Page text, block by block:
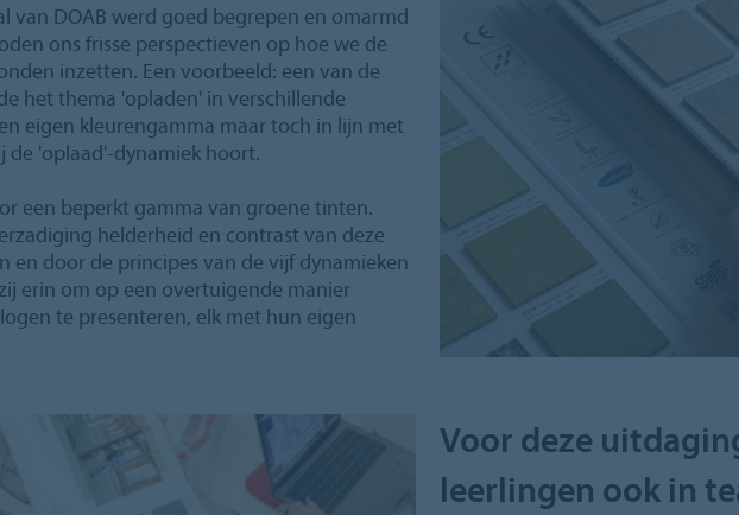
van DOAB werd goed begrepen en omarmd
ons frisse perspectieven op hoe we de
inzetten. Een voorbeeld: een van de
het thema 'opladen' in verschillende
eigen kleurengamma maar toch in lijn met
de 'oplaad'-dynamiek hoort.
een beperkt gamma van groene tinten.
helderheid en contrast van deze
en door de principes van de vijf dynamieken
erin om op een overtuigende manier
te presenteren, elk met hun eigen
Voor deze
leerlingen ook in